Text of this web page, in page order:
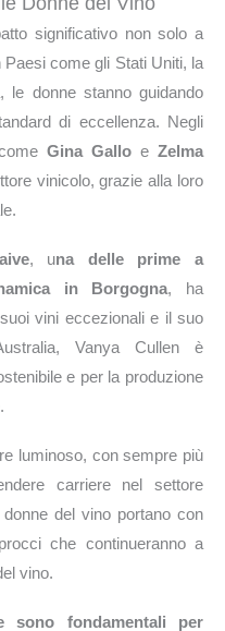
significativo non solo a
come gli Stati Uniti, la
le donne stanno guidando
di eccellenza. Negli
Gina Gallo e Zelma
vinicolo, grazie alla loro
, una delle prime a
in Borgogna, ha
vini eccezionali e il suo
Vanya Cullen è
e per la produzione
luminoso, con sempre più
carriere nel settore
del vino portano con
che continueranno a
vino.
sono fondamentali per